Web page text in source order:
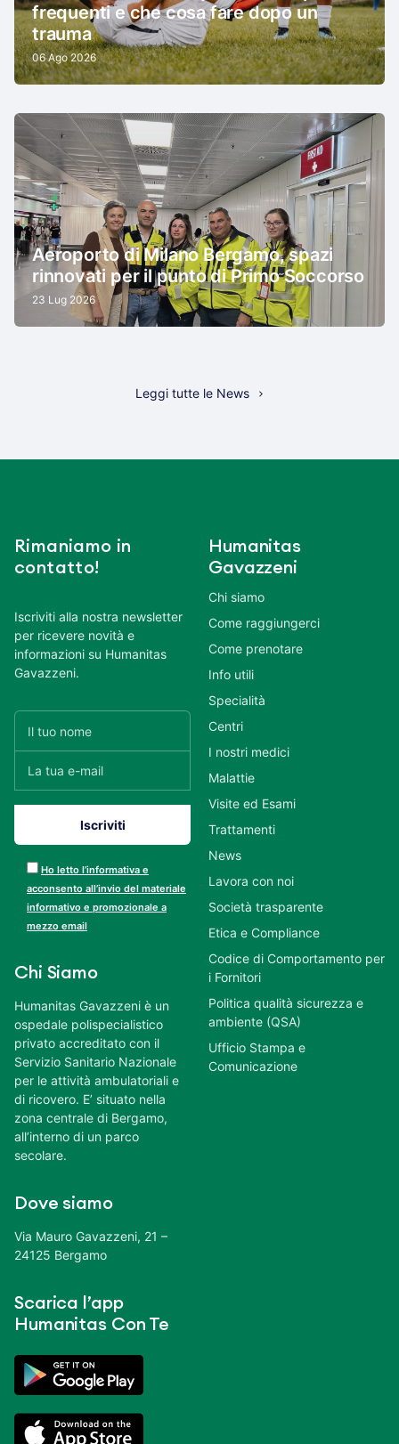
frequenti e che cosa fare dopo un
trauma
06 Ago 2026
Aeroporto di Milano Bergamo, spazi
rinnovati per il punto di Primo Soccorso
23 Lug 2026
Leggi tutte le News
Rimaniamo in
contatto!
Iscriviti alla nostra newsletter
per ricevere novità e
informazioni su Humanitas
Gavazzeni.
Ho letto l’informativa e
acconsento all’invio del materiale
informativo e promozionale a
mezzo email
Chi Siamo
Humanitas Gavazzeni è un
ospedale polispecialistico
privato accreditato con il
Servizio Sanitario Nazionale
per le attività ambulatoriali e
di ricovero. E’ situato nella
zona centrale di Bergamo,
all’interno di un parco
secolare.
Dove siamo
Via Mauro Gavazzeni, 21 –
24125 Bergamo
Scarica l’app
Humanitas Con Te
Humanitas
Gavazzeni
Chi siamo
Come raggiungerci
Come prenotare
Info utili
Specialità
Centri
I nostri medici
Malattie
Visite ed Esami
Trattamenti
News
Lavora con noi
Società trasparente
Etica e Compliance
Codice di Comportamento per
i Fornitori
Politica qualità sicurezza e
ambiente (QSA)
Ufficio Stampa e
Comunicazione